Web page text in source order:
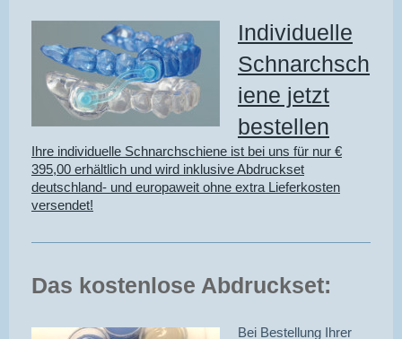
Individuelle
Schnarchsch
iene jetzt
bestellen
Ihre individuelle Schnarchschiene ist bei uns für nur €
395,00 erhältlich und wird inklusive Abdruckset
deutschland- und europaweit ohne extra Lieferkosten
versendet!
Das kostenlose Abdruckset:
Bei Bestellung Ihrer